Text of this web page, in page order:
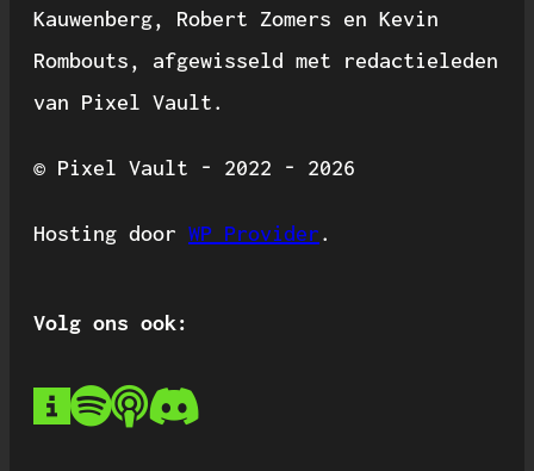
Kauwenberg, Robert Zomers en Kevin
Rombouts, afgewisseld met redactieleden
van Pixel Vault.
© Pixel Vault - 2022 - 2026
Hosting door WP Provider.
Volg ons ook: